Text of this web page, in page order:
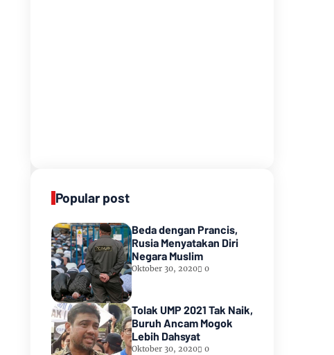
Popular post
Beda dengan Prancis,
Rusia Menyatakan Diri
Negara Muslim
Oktober 30, 2020 0
Tolak UMP 2021 Tak Naik,
Buruh Ancam Mogok
Lebih Dahsyat
Oktober 30, 2020 0